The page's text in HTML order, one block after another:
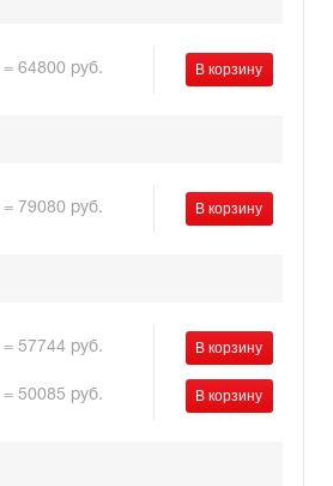
= 64800 руб.
= 79080 руб.
= 57744 руб.
= 50085 руб.